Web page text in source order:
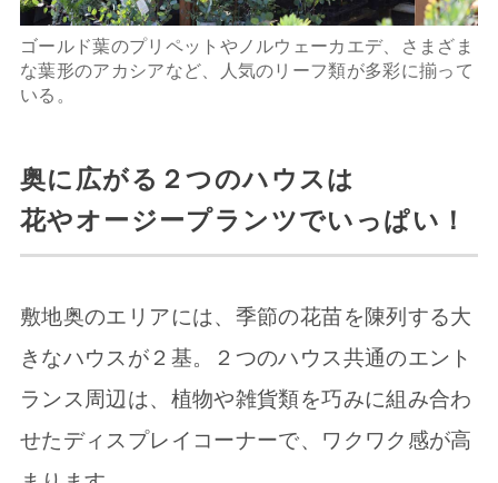
ゴールド葉のプリペットやノルウェーカエデ、さまざま
な葉形のアカシアなど、人気のリーフ類が多彩に揃って
いる。
奥に広がる２つのハウスは
花やオージープランツでいっぱい！
敷地奥のエリアには、季節の花苗を陳列する大
きなハウスが２基。２つのハウス共通のエント
ランス周辺は、植物や雑貨類を巧みに組み合わ
せたディスプレイコーナーで、ワクワク感が高